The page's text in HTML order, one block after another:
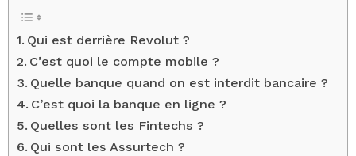
Qui est derrière Revolut ?
C’est quoi le compte mobile ?
Quelle banque quand on est interdit bancaire ?
C’est quoi la banque en ligne ?
Quelles sont les Fintechs ?
Qui sont les Assurtech ?